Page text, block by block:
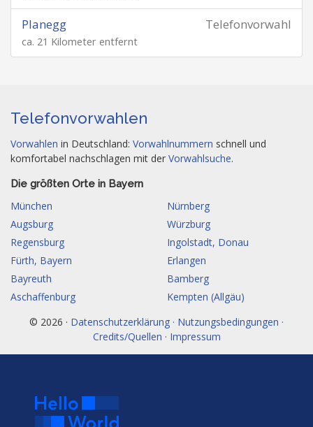
Telefonvorwahl
Planegg
ca. 21 Kilometer entfernt
Telefonvorwahlen
Vorwahlen in Deutschland: Vorwahlnummern schnell und
komfortabel nachschlagen mit der Vorwahlsuche.
Die größten Orte in Bayern
München
Nürnberg
Augsburg
Würzburg
Regensburg
Ingolstadt, Donau
Fürth, Bayern
Erlangen
Bayreuth
Bamberg
Aschaffenburg
Kempten (Allgäu)
© 2026 · Datenschutzerklärung · Nutzungsbedingungen ·
Credits/Quellen · Impressum